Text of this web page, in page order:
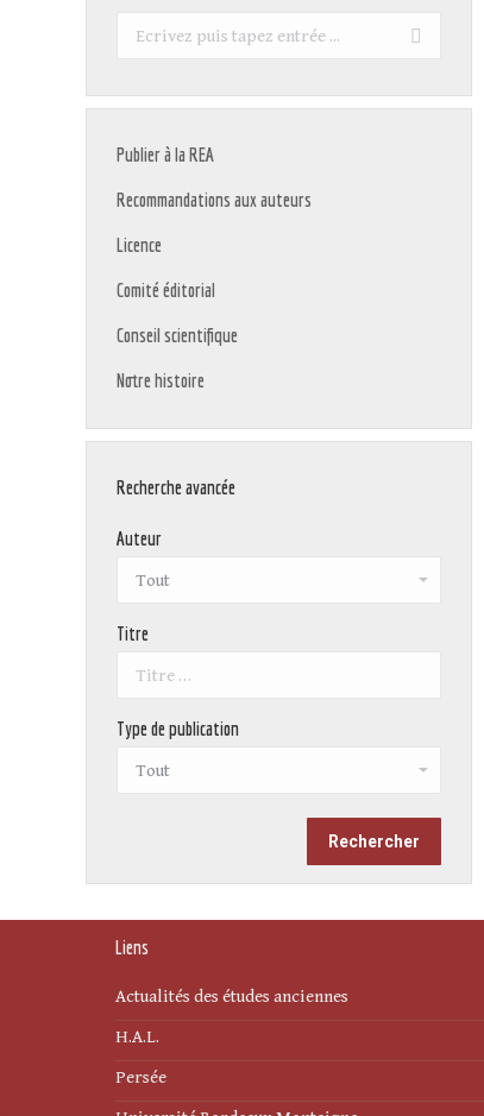
Recherche
Publier à la REA
Recommandations aux auteurs
Licence
Comité éditorial
Conseil scientifique
Notre histoire
Recherche avancée
Auteur
Titre
Type de publication
Liens
Actualités des études anciennes
H.A.L.
Persée